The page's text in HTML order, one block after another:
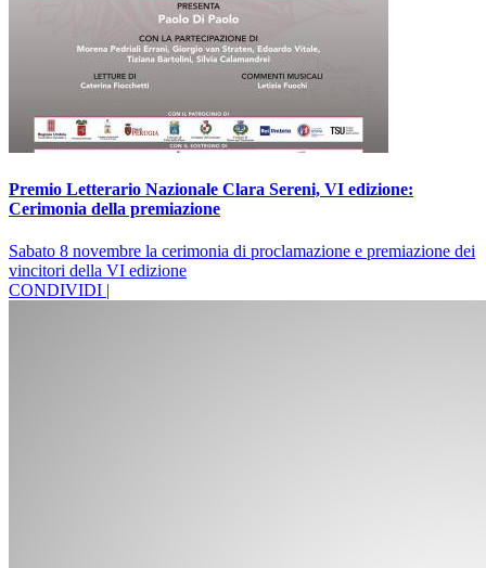
Premio Letterario Nazionale Clara Sereni, VI edizione:
Cerimonia della premiazione
Sabato 8 novembre la cerimonia di proclamazione e premiazione dei
vincitori della VI edizione
CONDIVIDI |